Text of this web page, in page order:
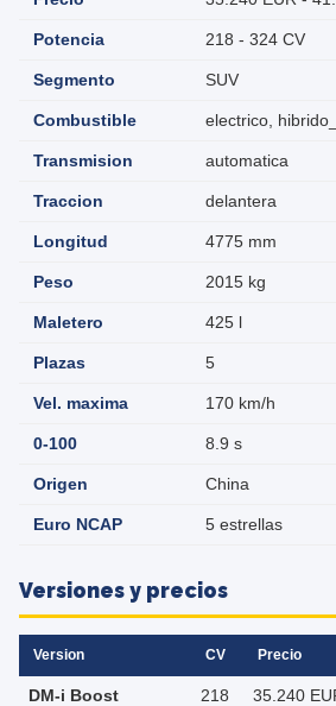
Potencia 218 - 324 CV
Segmento SUV
Combustible electrico,
Transmision automatica
Traccion delantera
Longitud 4775 mm
Peso 2015 kg
Maletero 425 l
Plazas 5
Vel. maxima 170 km/h
0-100 8.9 s
Origen China
Euro NCAP 5 estrellas
Versiones y precios
Version CV Precio
DM-i Boost 218 35.240